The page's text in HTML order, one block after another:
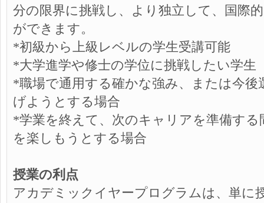
分の限界に挑戦し、より独立して、国際
ができます。
*初級から上級レベルの学生受講可能
*大学進学や修士の学位に挑戦したい学生
*職場で通用する確かな強み、または今
げようとする場合
*学業を終えて、次のキャリアを準備す
を楽しもうとする場合
授業の利点
アカデミックイヤープログラムは、単に